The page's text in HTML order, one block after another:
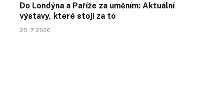
Do Londýna a Paříže za uměním: Aktuální
výstavy, které stojí za to
28. 7. 2026